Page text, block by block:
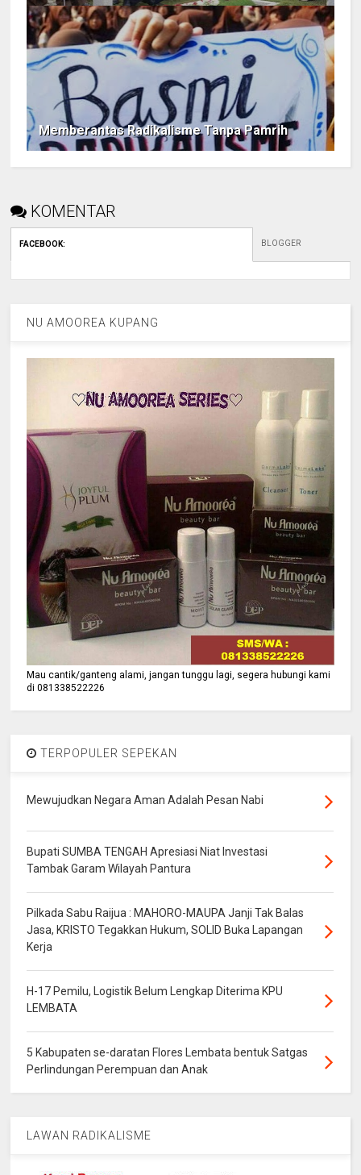
Memberantas Radikalisme Tanpa Pamrih
KOMENTAR
FACEBOOK: BLOGGER
NU AMOOREA KUPANG
Mau cantik/ganteng alami, jangan tunggu lagi, segera hubungi kami
di 081338522226
TERPOPULER SEPEKAN
Mewujudkan Negara Aman Adalah Pesan Nabi
Bupati SUMBA TENGAH Apresiasi Niat Investasi
Tambak Garam Wilayah Pantura
Pilkada Sabu Raijua : MAHORO-MAUPA Janji Tak Balas
Jasa, KRISTO Tegakkan Hukum, SOLID Buka Lapangan
Kerja
H-17 Pemilu, Logistik Belum Lengkap Diterima KPU
LEMBATA
5 Kabupaten se-daratan Flores Lembata bentuk Satgas
Perlindungan Perempuan dan Anak
LAWAN RADIKALISME